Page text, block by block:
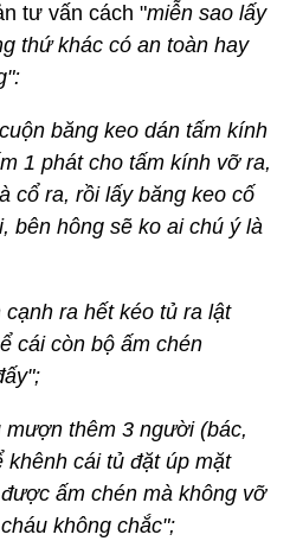
tư vấn cách "miễn sao lấy
thứ khác có an toàn hay
băng keo dán tấm kính
1 phát cho tấm kính vỡ ra,
cổ ra, rồi lấy băng keo cố
bên hông sẽ ko ai chú ý là
ra hết kéo tủ ra lật
cái còn bộ ấm chén
thêm 3 người (bác,
khênh cái tủ đặt úp mặt
ấm chén mà không vỡ
không chắc";